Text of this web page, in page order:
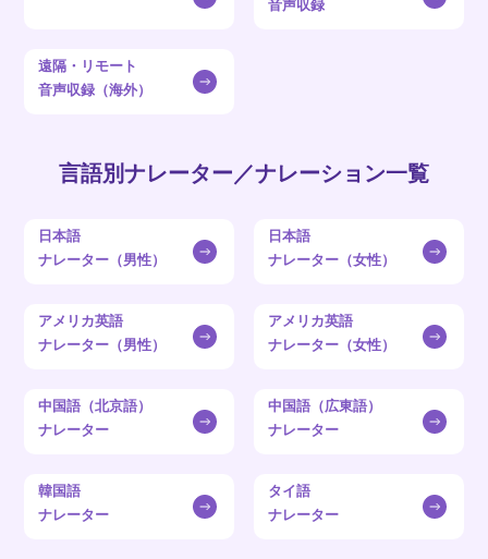
音声収録
遠隔・リモート
音声収録（海外）
言語別ナレーター／ナレーション一覧
日本語
ナレーター（男性）
日本語
ナレーター（女性）
アメリカ英語
ナレーター（男性）
アメリカ英語
ナレーター（女性）
中国語（北京語）
ナレーター
中国語（広東語）
ナレーター
韓国語
ナレーター
タイ語
ナレーター